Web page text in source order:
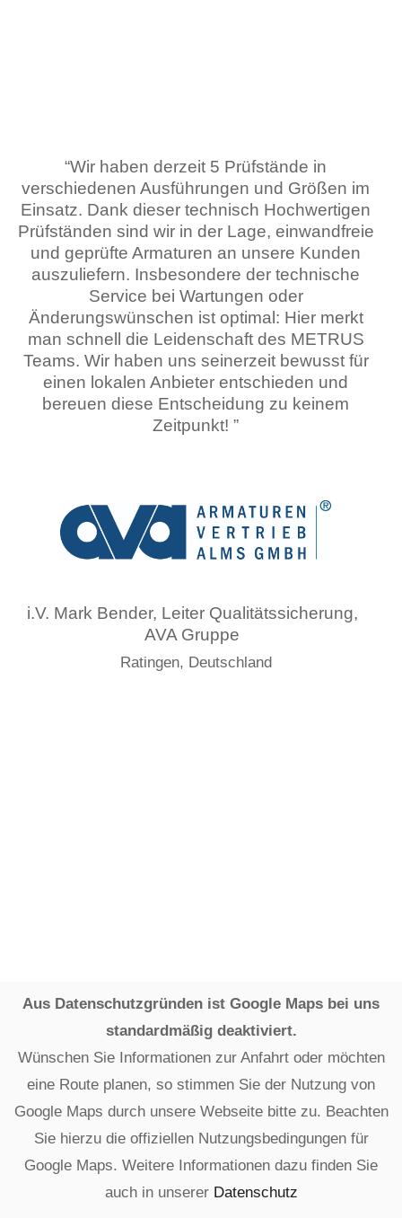
“Wir haben derzeit 5 Prüfstände in
verschiedenen Ausführungen und Größen im
Einsatz. Dank dieser technisch Hochwertigen
Prüfständen sind wir in der Lage, einwandfreie
und geprüfte Armaturen an unsere Kunden
auszuliefern. Insbesondere der technische
Service bei Wartungen oder
Änderungswünschen ist optimal: Hier merkt
man schnell die Leidenschaft des METRUS
Teams. Wir haben uns seinerzeit bewusst für
einen lokalen Anbieter entschieden und
bereuen diese Entscheidung zu keinem
Zeitpunkt! ”
i.V. Mark Bender, Leiter Qualitätssicherung,
AVA Gruppe
Ratingen, Deutschland
Aus Datenschutzgründen ist Google Maps bei uns
standardmäßig deaktiviert.
Wünschen Sie Informationen zur Anfahrt oder möchten
eine Route planen, so stimmen Sie der Nutzung von
Google Maps durch unsere Webseite bitte zu. Beachten
Sie hierzu die offiziellen Nutzungsbedingungen für
Google Maps. Weitere Informationen dazu finden Sie
auch in unserer Datenschutz